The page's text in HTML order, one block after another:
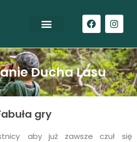
Ducha Lasu
gry
aby już zawsze czuł się